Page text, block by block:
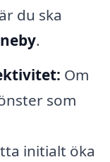
du ska
.
Om
som
initialt öka